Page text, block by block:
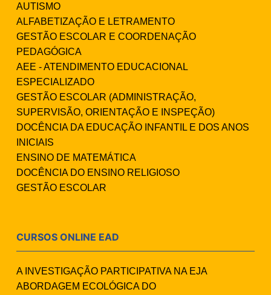
AUTISMO
ALFABETIZAÇÃO E LETRAMENTO
GESTÃO ESCOLAR E COORDENAÇÃO
PEDAGÓGICA
AEE - ATENDIMENTO EDUCACIONAL
ESPECIALIZADO
GESTÃO ESCOLAR (ADMINISTRAÇÃO,
SUPERVISÃO, ORIENTAÇÃO E INSPEÇÃO)
DOCÊNCIA DA EDUCAÇÃO INFANTIL E DOS ANOS
INICIAIS
ENSINO DE MATEMÁTICA
DOCÊNCIA DO ENSINO RELIGIOSO
GESTÃO ESCOLAR
CURSOS ONLINE EAD
A INVESTIGAÇÃO PARTICIPATIVA NA EJA
ABORDAGEM ECOLÓGICA DO